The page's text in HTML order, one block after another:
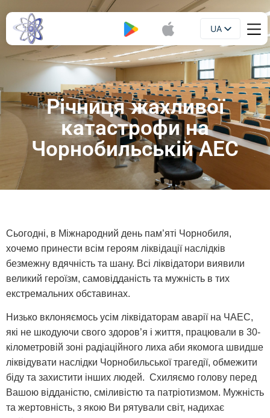
UA
EN
Річниця жахливої
катастрофи на
Чорнобильській АЕС
Сьогодні, в Міжнародний день пам’яті Чорнобиля,
хочемо принести всім героям ліквідації наслідків
безмежну вдячність та шану. Всі ліквідатори виявили
великий героїзм, самовідданість та мужність в тих
екстремальних обставинах.
Низько вклоняємось усім ліквідаторам аварії на ЧАЕС,
які не шкодуючи свого здоров’я і життя, працювали в 30-
кілометровій зоні радіаційного лиха аби якомога швидше
ліквідувати наслідки Чорнобильської трагедії, обмежити
біду та захистити інших людей. Схиляємо голову перед
Вашою відданістю, сміливістю та патріотизмом. Мужність
та жертовність, з якою Ви рятували світ, надихає